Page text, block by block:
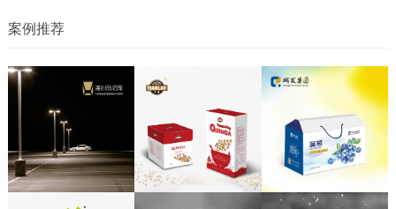
案例推荐